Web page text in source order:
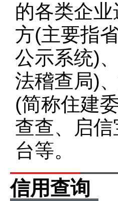
的各类企
方(主要指
公示系统)
法稽查局)
(简称住建
查查、启
台等。
信用查询